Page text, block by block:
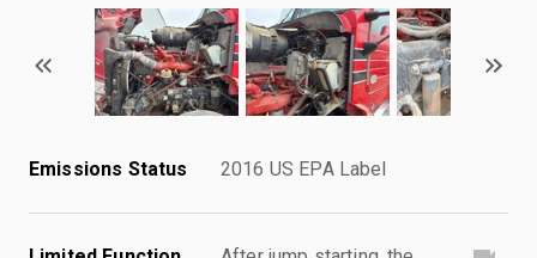
Emissions Status 2016 US EPA Label